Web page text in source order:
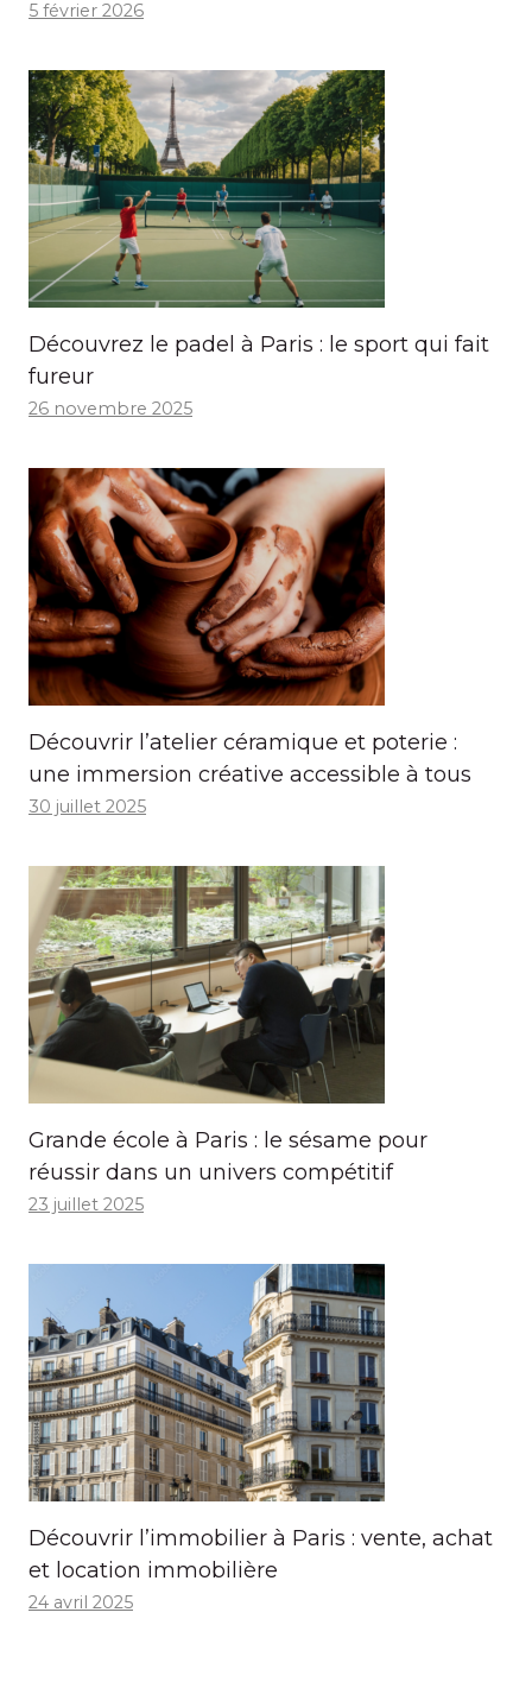
5 février 2026
Découvrez le padel à Paris : le sport qui fait
fureur
26 novembre 2025
Découvrir l’atelier céramique et poterie :
une immersion créative accessible à tous
30 juillet 2025
Grande école à Paris : le sésame pour
réussir dans un univers compétitif
23 juillet 2025
Découvrir l’immobilier à Paris : vente, achat
et location immobilière
24 avril 2025